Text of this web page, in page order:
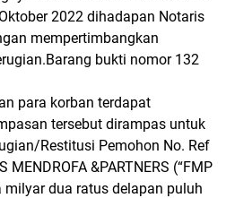
2022 dihadapan Notaris
mempertimbangkan
bukti nomor 132
para korban terdapat
tersebut dirampas untuk
Restitusi Pemohon No. Ref
&PARTNERS (“FMP
milyar dua ratus delapan puluh